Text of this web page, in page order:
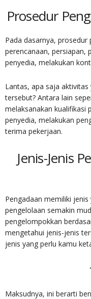
Prosedur
Pada dasarnya,
perencanaan, persiapan,
penyedia, melakukan
Lantas, apa saja
tersebut? Antara lain
melaksanakan kualifikasi
penyedia, melakukan
terima pekerjaan.
Jenis-Jenis
Pengadaan memiliki
pengelolaan semakin
pengelompokkan
mengetahui jenis-jenis
jenis yang perlu kamu
Maksudnya, ini berarti